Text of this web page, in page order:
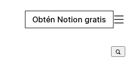
Obtén Notion gratis